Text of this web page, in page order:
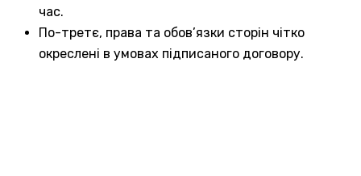
час.
По-третє, права та обов’язки сторін чітко
окреслені в умовах підписаного договору.